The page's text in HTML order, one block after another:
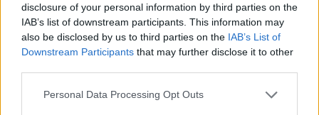
disclosure of your personal information by third parties on the
IAB’s list of downstream participants. This information may
also be disclosed by us to third parties on the IAB’s List of
Downstream Participants that may further disclose it to other
Personal Data Processing Opt Outs
Motorbåtdefilering i Risør